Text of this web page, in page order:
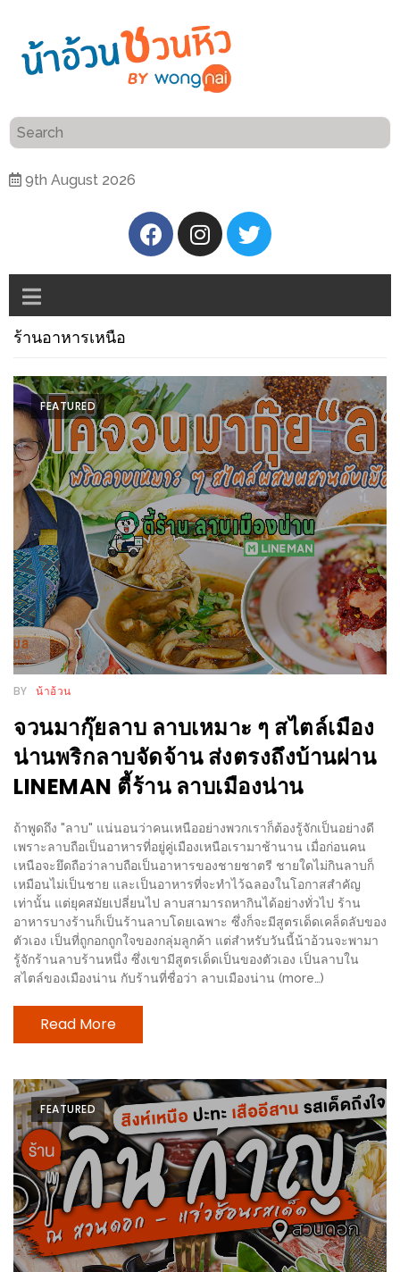
9th August 2026
แนะนำ
ติดต่อ
อ้วน
WONGNAI.COM
นโยบาย
ความ
เป็น
ส่วน
ตัว
ศิริ
ปัน
เชียงใหม่
#มา
เดิน
เล่น
กัน
มั้ย
ใน
ฐานะ
อะไร
ก็ได้
…
เดียว
ที่
ครบ
ครั้ง
ชิ
ลล์
ชิม
ที่
HIMMA
MARKET
FESTIVAL
10
พ่อ
ค้า
แซ่บ
แม่ค้า
สวย
ร้าน
รวย
เสน่ห์
ร้านอาหารเหนือ
FEATURED
BY น้าอ้วน
จวนมากุ๊ยลาบ ลาบเหมาะ ๆ สไตล์เมือง
น่านพริกลาบจัดจ้าน ส่งตรงถึงบ้านผ่าน
LINEMAN ตี้ร้าน ลาบเมืองน่าน
ถ้าพูดถึง "ลาบ" แน่นอนว่าคนเหนืออย่างพวกเราก็ต้องรู้จักเป็นอย่างดี
เพราะลาบถือเป็นอาหารที่อยู่คู่เมืองเหนือเรามาช้านาน เมื่อก่อนคน
เหนือจะยึดถือว่าลาบถือเป็นอาหารของชายชาตรี ชายใดไม่กินลาบก็
เหมือนไม่เป็นชาย และเป็นอาหารที่จะทำไว้ฉลองในโอกาสสำคัญ
เท่านั้น แต่ยุคสมัยเปลี่ยนไป ลาบสามารถหากินได้อย่างทั่วไป ร้าน
อาหารบางร้านก็เป็นร้านลาบโดยเฉพาะ ซึ่งก็จะมีสูตรเด็ดเคล็ดลับของ
ตัวเอง เป็นที่ถูกอกถูกใจของกลุ่มลูกค้า แต่สำหรับวันนี้น้าอ้วนจะพามา
รู้จักร้านลาบร้านหนึ่ง ซึ่งเขามีสูตรเด็ดเป็นของตัวเอง เป็นลาบใน
สไตล์ของเมืองน่าน กับร้านที่ชื่อว่า ลาบเมืองน่าน (more…)
Read More
FEATURED